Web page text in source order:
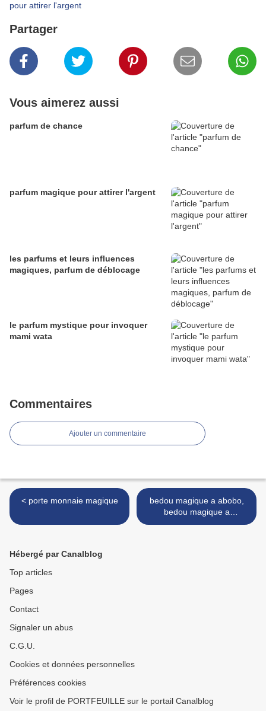
pour attirer l'argent
Partager
Vous aimerez aussi
parfum de chance
parfum magique pour attirer l'argent
les parfums et leurs influences
magiques, parfum de déblocage
le parfum mystique pour invoquer
mami wata
Commentaires
Ajouter un commentaire
< porte monnaie magique
bedou magique a abobo,
bedou magique a
bondoukou >
Hébergé par Canalblog
Top articles
Pages
Contact
Signaler un abus
C.G.U.
Cookies et données personnelles
Préférences cookies
Voir le profil de PORTFEUILLE sur le portail Canalblog